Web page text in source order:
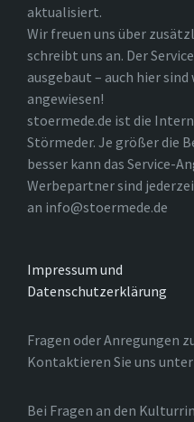
aktualisiert.
Wir freuen uns über
schreibt uns an. Der
ausgebaut – auch hier
angewiesen!
stoermede.de ist die
Störmeder. Je größer die
besser kann das Service-
Werbepartner sind
an info@stoermede.de
Impressum und
Datenschutzerklärung
Fragen oder Anregungen
Kontaktieren Sie uns
Bei Fragen an den